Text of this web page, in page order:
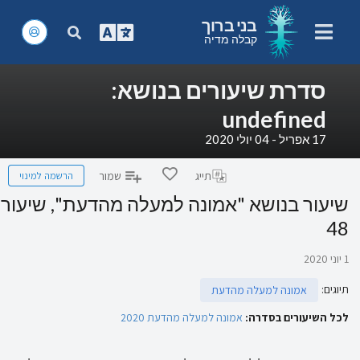
בני ברוך
קבלה מדיה
סדרת שיעורים בנושא:
undefined
17 אפריל - 04 יולי 2020
תייג שמור הרשמה למינוי
שיעור בנושא "אמונה למעלה מהדעת", שיעור
48
1 יוני 2020
תיוגים:
אמונה למעלה מהדעת
לכל השיעורים בסדרה: אמונה למעלה מהדעת 2020